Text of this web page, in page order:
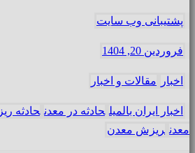
پشتیبانی وب سایت
فروردین 20, 1404
اخبار مقالات و اخبار
اخبار ایران بالمیل حادثه در معدن حادثه
معدن ریزش معدن